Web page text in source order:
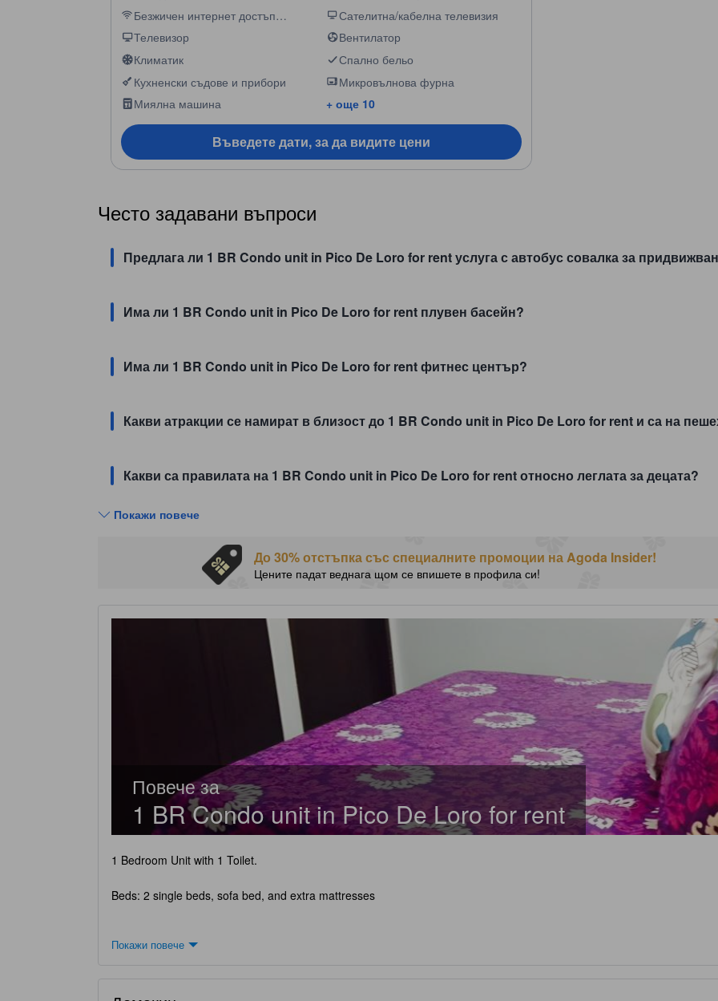
Безжичен интернет достъп
Сателитна/кабелна телевизия
Телевизор Вентилатор
Климатик Спално бельо
Кухненски съдове и прибори Микровълнова фурна
Миялна машина + още 10
Въведете дати, за да видите цени
Често задавани въпроси
Предлага ли 1 BR Condo unit in Pico De Loro for rent услуга с автобус совалка за
Има ли 1 BR Condo unit in Pico De Loro for rent плувен басейн?
Има ли 1 BR Condo unit in Pico De Loro for rent фитнес център?
Какви атракции се намират в близост до 1 BR Condo unit in Pico De Loro for rent и са на
Какви са правилата на 1 BR Condo unit in Pico De Loro for rent относно леглата за децата?
Покажи повече
До 30% отстъпка със специалните промоции на Agoda Insider!
Цените падат веднага щом се впишете в профила си!
Повече за
1 BR Condo unit in Pico De Loro for rent
1 Bedroom Unit with 1 Toilet.
Beds: 2 single beds, sofa bed, and extra mattresses
-spoons, forks, plates, glasses & mugs
Покажи повече